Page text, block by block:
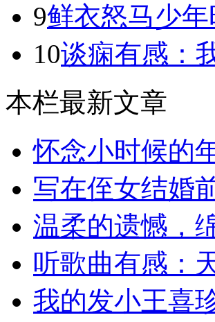
9鲜衣怒马少
10谈痫有感：
本栏最新文章
怀念小时候的
写在侄女结婚
温柔的遗憾，
听歌曲有感：
我的发小王喜